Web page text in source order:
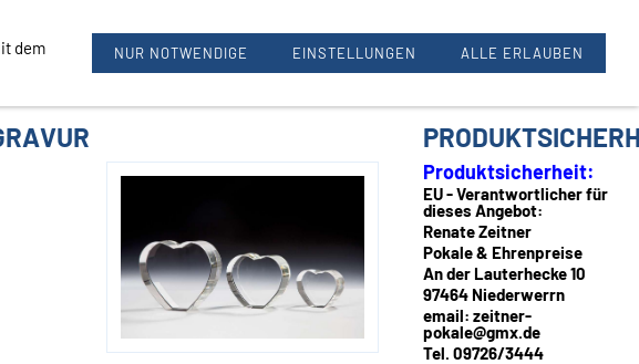
09726/3444 Renate Zeitner, 97464 Oberwerrn
Produktsicherheit:
EU - Verantwortlicher für
dieses Angebot:
Renate Zeitner
Pokale & Ehrenpreise
An der Lauterhecke 10
97464 Niederwerrn
email: zeitner-
pokale@gmx.de
Tel. 09726/3444
dem
NUR NOTWENDIGE EINSTELLUNGEN ALLE ERLAUBEN